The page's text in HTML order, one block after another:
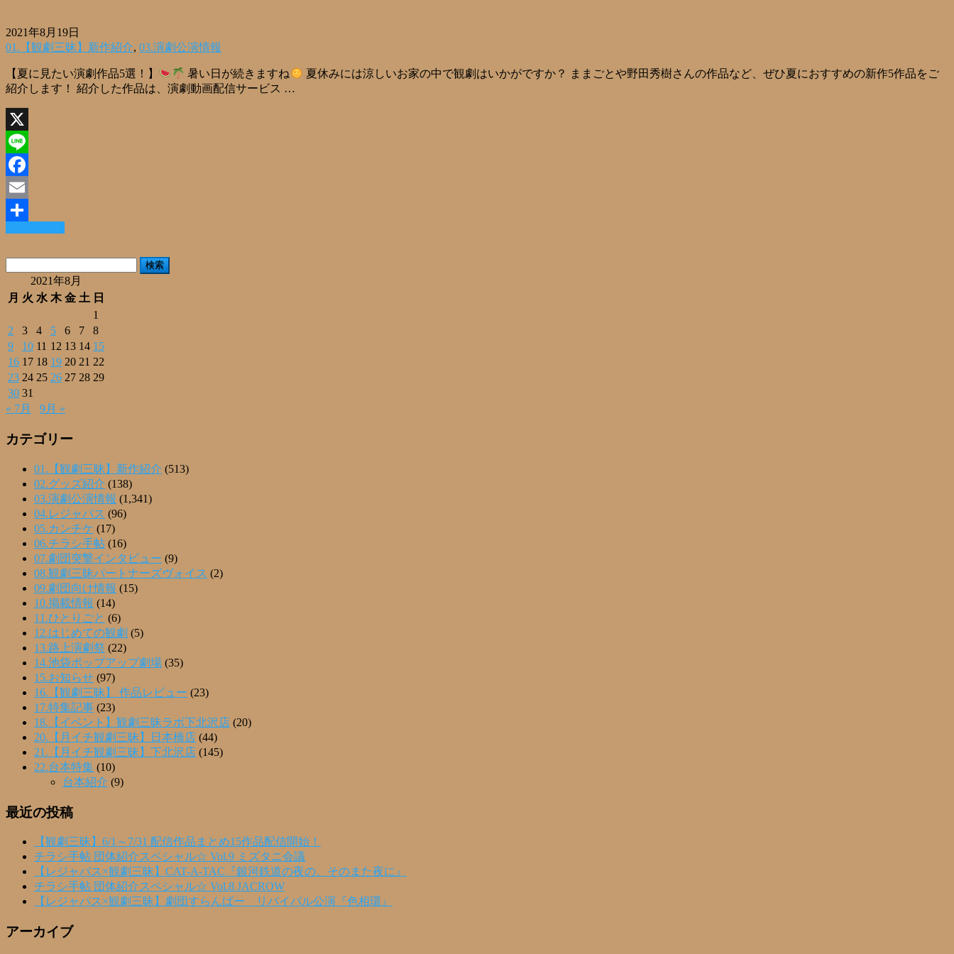
2021年8月19日
01.【観劇三昧】新作紹介, 03.演劇公演情報
【夏に見たい演劇作品5選！】 暑い日が続きますね
夏休みには涼しいお家の中で観劇はいかがですか？ ままごとや野田秀樹さんの作品など、ぜひ夏におすすめの新作5作品をご
紹介します！ 紹介した作品は、演劇動画配信サービス …
X
Line
Facebook
Email
共
有
2021年8月
月 火 水 木 金 土 日
1
2
3 4 5 6 7
8
9
10 11 12 13 14 15
16 17 18 19 20 21 22
23 24 25 26 27 28 29
30 31
« 7月
9月 »
カテゴリー
01.【観劇三昧】新作紹介 (513)
02.グッズ紹介 (138)
03.演劇公演情報 (1,341)
04.レジャパス (96)
05.カンチケ (17)
06.チラシ手帖 (16)
07.劇団突撃インタビュー (9)
08.観劇三昧パートナーズヴォイス (2)
09.劇団向け情報 (15)
10.掲載情報 (14)
11.ひとりごと (6)
12.はじめての観劇 (5)
13.路上演劇祭 (22)
14.池袋ポップアップ劇場 (35)
15.お知らせ (97)
16.【観劇三昧】 作品レビュー (23)
17.特集記事 (23)
18.【イベント】観劇三昧ラボ下北沢店 (20)
20.【月イチ観劇三昧】日本橋店 (44)
21.【月イチ観劇三昧】下北沢店 (145)
22.台本特集 (10)
台本紹介 (9)
最近の投稿
【観劇三昧】6/1～7/31 配信作品まとめ15作品配信開始！
チラシ手帖 団体紹介スペシャル☆ Vol.9 ミズタニ会議
【レジャパス×観劇三昧】CAT-A-TAC『銀河鉄道の夜の、そのまた夜に』
チラシ手帖 団体紹介スペシャル☆ Vol.8 JACROW
【レジャパス×観劇三昧】劇団すらんばー リバイバル公演『色相環』
アーカイブ